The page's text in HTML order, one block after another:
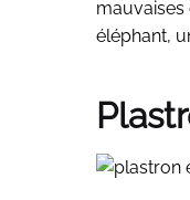
mauvaises
éléphant,